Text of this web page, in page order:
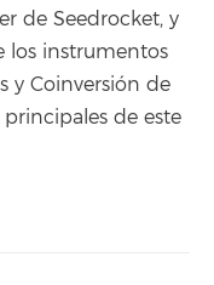
de Seedrocket, y
los instrumentos
y Coinversión de
de este